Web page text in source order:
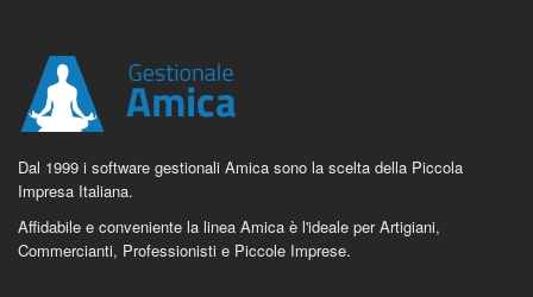
Dal 1999 i software gestionali Amica sono la scelta della Piccola
Impresa Italiana.
Affidabile e conveniente la linea Amica è l'ideale per Artigiani,
Commercianti, Professionisti e Piccole Imprese.